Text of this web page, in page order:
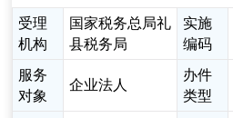
受理
机构
国家税务总局礼
县税务局
实施
编码
服务
对象
企业法人
办件
类型